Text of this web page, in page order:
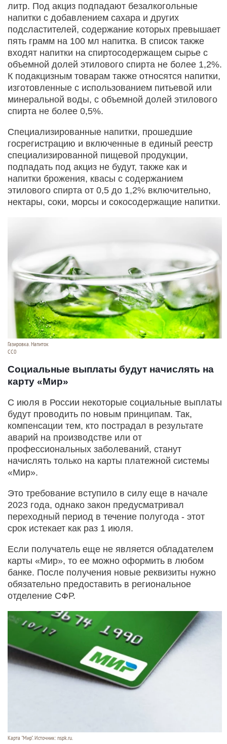
литр. Под акциз подпадают безалкогольные
напитки с добавлением сахара и других
подсластителей, содержание которых превышает
пять грамм на 100 мл напитка. В список также
входят напитки на спиртосодержащем сырье с
объемной долей этилового спирта не более 1,2%.
К подакцизным товарам также относятся напитки,
изготовленные с использованием питьевой или
минеральной воды, с объемной долей этилового
спирта не более 0,5%.
Специализированные напитки, прошедшие
госрегистрацию и включенные в единый реестр
специализированной пищевой продукции,
подпадать под акциз не будут, также как и
напитки брожения, квасы с содержанием
этилового спирта от 0,5 до 1,2% включительно,
нектары, соки, морсы и сокосодержащие напитки.
Газировка. Напиток
СС0
Социальные выплаты будут начислять на
карту «Мир»
С июля в России некоторые социальные выплаты
будут проводить по новым принципам. Так,
компенсации тем, кто пострадал в результате
аварий на производстве или от
профессиональных заболеваний, станут
начислять только на карты платежной системы
«Мир».
Это требование вступило в силу еще в начале
2023 года, однако закон предусматривал
переходный период в течение полугода - этот
срок истекает как раз 1 июля.
Если получатель еще не является обладателем
карты «Мир», то ее можно оформить в любом
банке. После получения новые реквизиты нужно
обязательно предоставить в региональное
отделение СФР.
Карта "Мир". Источник: nspk.ru.